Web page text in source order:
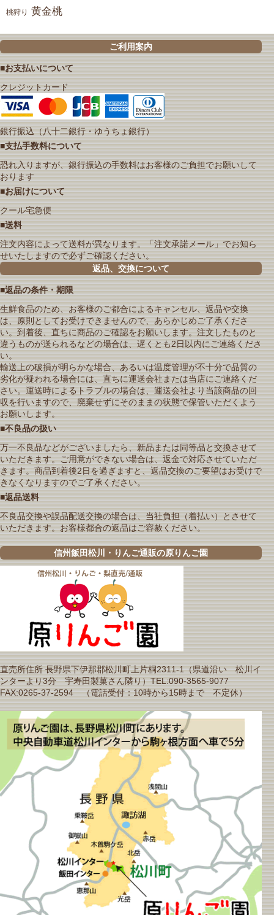
桃狩り 黄金桃
ご利用案内
■お支払いについて
クレジットカード
銀行振込（八十二銀行・ゆうちょ銀行）
■支払手数料について
恐れ入りますが、銀行振込の手数料はお客様のご負担でお願いして
おります
■お届けについて
クール宅急便
■送料
注文内容によって送料が異なります。「注文承諾メール」でお知ら
せいたしますので必ずご確認ください。
返品、交換について
■返品の条件・期限
生鮮食品のため、お客様のご都合によるキャンセル、返品や交換
は、原則としてお受けできませんので、あらかじめご了承くださ
い。到着後、直ちに商品のご確認をお願いします。注文したものと
違うものが送られるなどの場合は、遅くとも2日以内にご連絡くださ
い。
輸送上の破損が明らかな場合、あるいは温度管理が不十分で品質の
劣化が疑われる場合には、直ちに運送会社または当店にご連絡くだ
さい。運送時によるトラブルの場合は、運送会社より当該商品の回
収を行いますので、廃棄せずにそのままの状態で保管いただくよう
お願いします。
■不良品の扱い
万一不良品などがございましたら、新品または同等品と交換させて
いただきます。ご用意ができない場合は、返金で対応させていただ
きます。商品到着後2日を過ぎますと、返品交換のご要望はお受けで
きなくなりますのでご了承ください。
■返品送料
不良品交換や誤品配送交換の場合は、当社負担（着払い）とさせて
いただきます。お客様都合の返品はご容赦ください。
信州飯田松川・りんご通販の原りんご園
直売所住所 長野県下伊那郡松川町上片桐2311-1（県道沿い 松川イ
ンターより3分 宇寿田製菓さん隣り）TEL:090-3565-9077
FAX:0265-37-2594 （電話受付：10時から15時まで 不定休）